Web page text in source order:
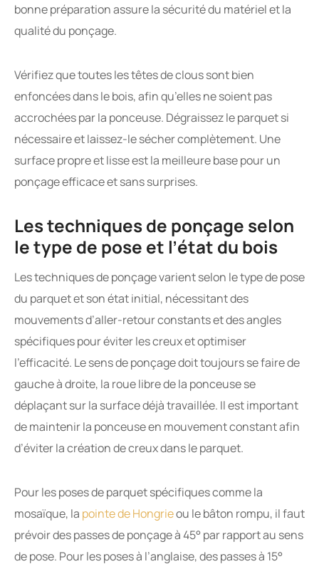
bonne préparation assure la sécurité du matériel et la
qualité du ponçage.
Vérifiez que toutes les têtes de clous sont bien
enfoncées dans le bois, afin qu’elles ne soient pas
accrochées par la ponceuse. Dégraissez le parquet si
nécessaire et laissez-le sécher complètement. Une
surface propre et lisse est la meilleure base pour un
ponçage efficace et sans surprises.
Les techniques de ponçage selon
le type de pose et l’état du bois
Les techniques de ponçage varient selon le type de pose
du parquet et son état initial, nécessitant des
mouvements d’aller-retour constants et des angles
spécifiques pour éviter les creux et optimiser
l’efficacité. Le sens de ponçage doit toujours se faire de
gauche à droite, la roue libre de la ponceuse se
déplaçant sur la surface déjà travaillée. Il est important
de maintenir la ponceuse en mouvement constant afin
d’éviter la création de creux dans le parquet.
Pour les poses de parquet spécifiques comme la
mosaïque, la pointe de Hongrieou le bâton rompu, il faut
prévoir des passes de ponçage à 45° par rapport au sens
de pose. Pour les poses à l’anglaise, des passes à 15°